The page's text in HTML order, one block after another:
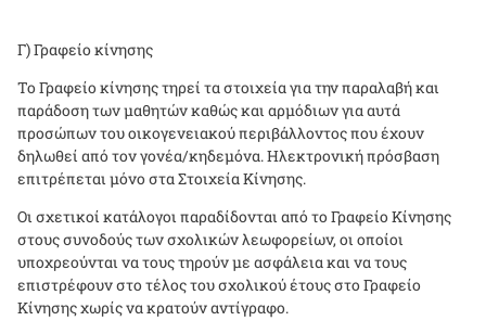
Γ) Γραφείο κίνησης
Το Γραφείο κίνησης τηρεί τα στοιχεία για την παραλαβή και
παράδοση των μαθητών καθώς και αρμόδιων για αυτά
προσώπων του οικογενειακού περιβάλλοντος που έχουν
δηλωθεί από τον γονέα/κηδεμόνα. Ηλεκτρονική πρόσβαση
επιτρέπεται μόνο στα Στοιχεία Κίνησης.
Οι σχετικοί κατάλογοι παραδίδονται από το Γραφείο Κίνησης
στους συνοδούς των σχολικών λεωφορείων, οι οποίοι
υποχρεούνται να τους τηρούν με ασφάλεια και να τους
επιστρέφουν στο τέλος του σχολικού έτους στο Γραφείο
Κίνησης χωρίς να κρατούν αντίγραφο.